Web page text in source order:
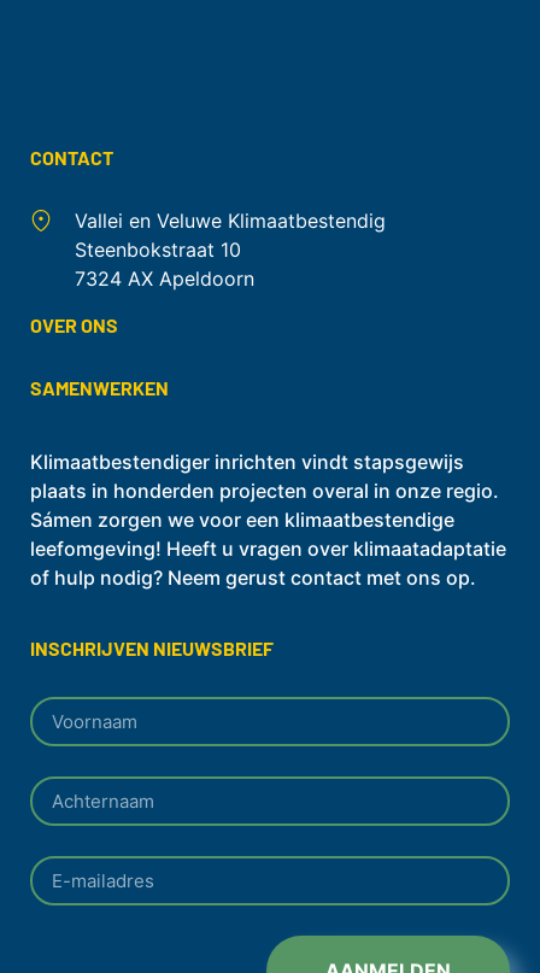
CONTACT
Vallei en Veluwe Klimaatbestendig
Steenbokstraat 10
7324 AX Apeldoorn
OVER ONS
SAMENWERKEN
Klimaatbestendiger inrichten vindt stapsgewijs
plaats in honderden projecten overal in onze regio.
Sámen zorgen we voor een klimaatbestendige
leefomgeving! Heeft u vragen over klimaatadaptatie
of hulp nodig? Neem gerust contact met ons op.
INSCHRIJVEN NIEUWSBRIEF